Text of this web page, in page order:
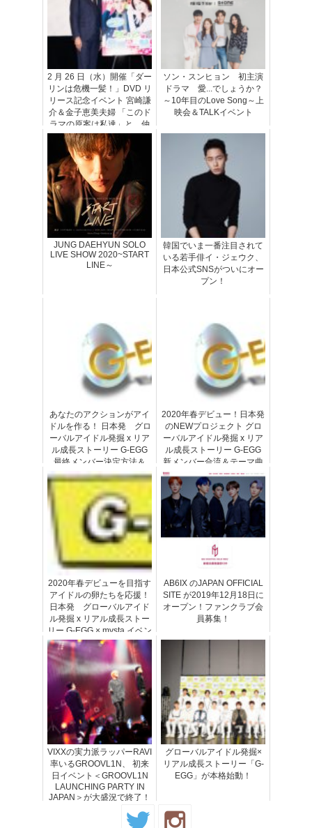
2 月 26 日（水）開催「ダー
リンは危機一髪！」DVD リ
リース記念イベント 宮崎謙
介＆金子恵美夫婦 「このド
ラマの原案は私達」と、仲
良し爆笑トークで魅了！
ソン・スンヒョン 初主演
ドラマ 愛...でしょうか？
～10年目のLove Song～上
映会＆TALKイベント
JUNG DAEHYUN SOLO
LIVE SHOW 2020~START
LINE～
韓国でいま一番注目されて
いる若手俳イ・ジェウク、
日本公式SNSがついにオー
プン！
あなたのアクションがアイ
ドルを作る！ 日本発 グロ
ーバルアイドル発掘 x リア
ル成長ストーリー G-EGG
最終メンバー決定方法＆
mystaイベント詳細決定！
2020年春デビュー！日本発
のNEWプロジェクト グロ
ーバルアイドル発掘 x リア
ル成長ストーリー G-EGG
新メンバー合流＆テーマ曲
MV公開
2020年春デビューを目指す
アイドルの卵たちを応援！
日本発 グローバルアイド
ル発掘 x リアル成長ストー
リー G-EGG × mysta イベン
ト開催決定！
AB6IX のJAPAN OFFICIAL
SITE が2019年12月18日に
オープン！ファンクラブ会
員募集！
VIXXの実力派ラッパーRAVI
率いるGROOVL1N、 初来
日イベント＜GROOVL1N
LAUNCHING PARTY IN
JAPAN＞が大盛況で終了！
グローバルアイドル発掘×
リアル成長ストーリー「G-
EGG」が本格始動！